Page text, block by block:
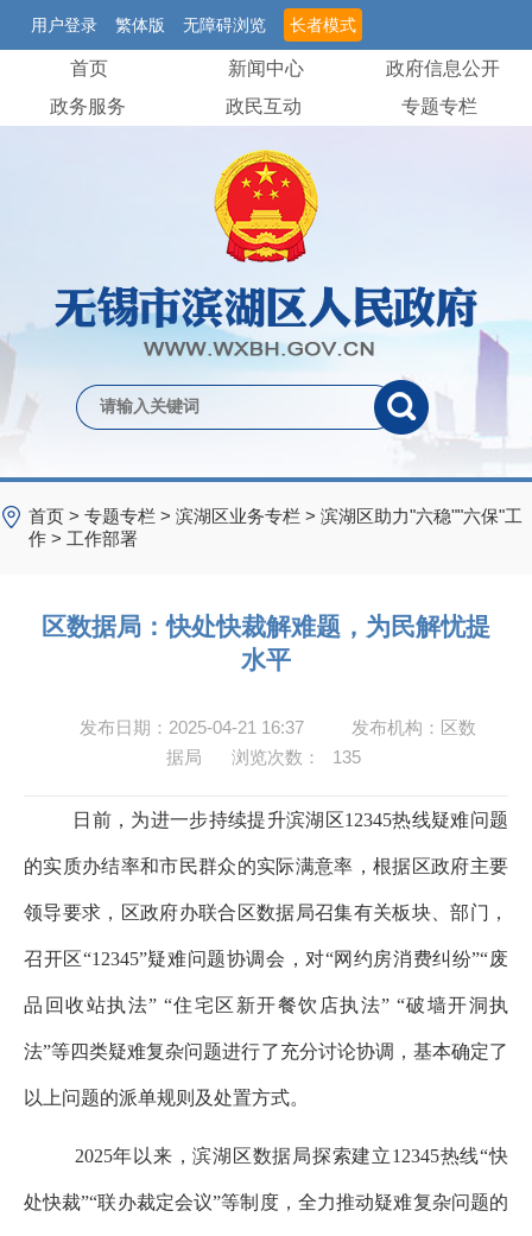
用户登录 繁体版 无障碍浏览 长者模式
首页 新闻中心
政府信息公开
政务服务
政民互动 专题专栏
首页 > 专题专栏 > 滨湖区业务专栏 > 滨湖区助力"六稳""六保"工
作 > 工作部署
区数据局：快处快裁解难题，为民解忧提
水平
发布日期：2025-04-21 16:37
发布机构：区数
据局
浏览次数： 135
日前，为进一步持续提升滨湖区12345热线疑难问题
的实质办结率和市民群众的实际满意率，根据区政府主要
领导要求，区政府办联合区数据局召集有关板块、部门，
召开区“12345”疑难问题协调会，对“网约房消费纠纷”“废
品回收站执法” “住宅区新开餐饮店执法” “破墙开洞执
法”等四类疑难复杂问题进行了充分讨论协调，基本确定了
以上问题的派单规则及处置方式。
2025年以来，滨湖区数据局探索建立12345热线“快
处快裁”“联办裁定会议”等制度，全力推动疑难复杂问题的